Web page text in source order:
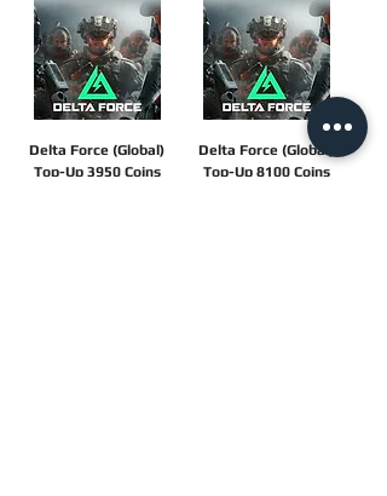
Delta Force (Global)
Top-Up 3950 Coins
Delta Force (Global)
Top-Up 8100 Coins